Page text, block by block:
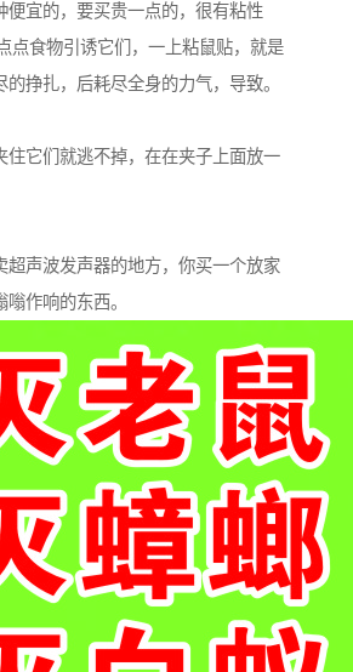
便宜的，要买贵一点的，很有粘性
点食物引诱它们，一上粘鼠贴，就是
的挣扎，后耗尽全身的力气，导致。
住它们就逃不掉，在在夹子上面放一
超声波发声器的地方，你买一个放家
作响的东西。